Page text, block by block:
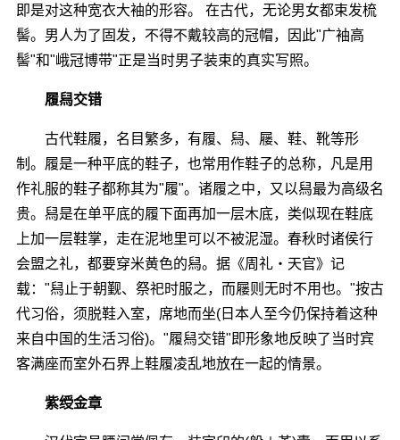
即是对这种宽衣大袖的形容。 在古代，无论男女都束发梳
髻。男人为了固发，不得不戴较高的冠帽，因此"广袖高
髻"和"峨冠博带"正是当时男子装束的真实写照。
履舄交错
古代鞋履，名目繁多，有履、舄、屦、鞋、靴等形
制。履是一种平底的鞋子，也常用作鞋子的总称，凡是用
作礼服的鞋子都称其为"履"。诸履之中，又以舄最为高级名
贵。舄是在单平底的履下面再加一层木底，类似现在鞋底
上加一层鞋掌，走在泥地里可以不被泥湿。春秋时诸侯行
会盟之礼，都要穿米黄色的舄。据《周礼・天官》记
载："舄止于朝觐、祭祀时服之，而屦则无时不用也。"按古
代习俗，须脱鞋入室，席地而坐(日本人至今仍保持着这种
来自中国的生活习俗)。"履舄交错"即形象地反映了当时宾
客满座而室外石界上鞋履凌乱地放在一起的情景。
紫绶金章